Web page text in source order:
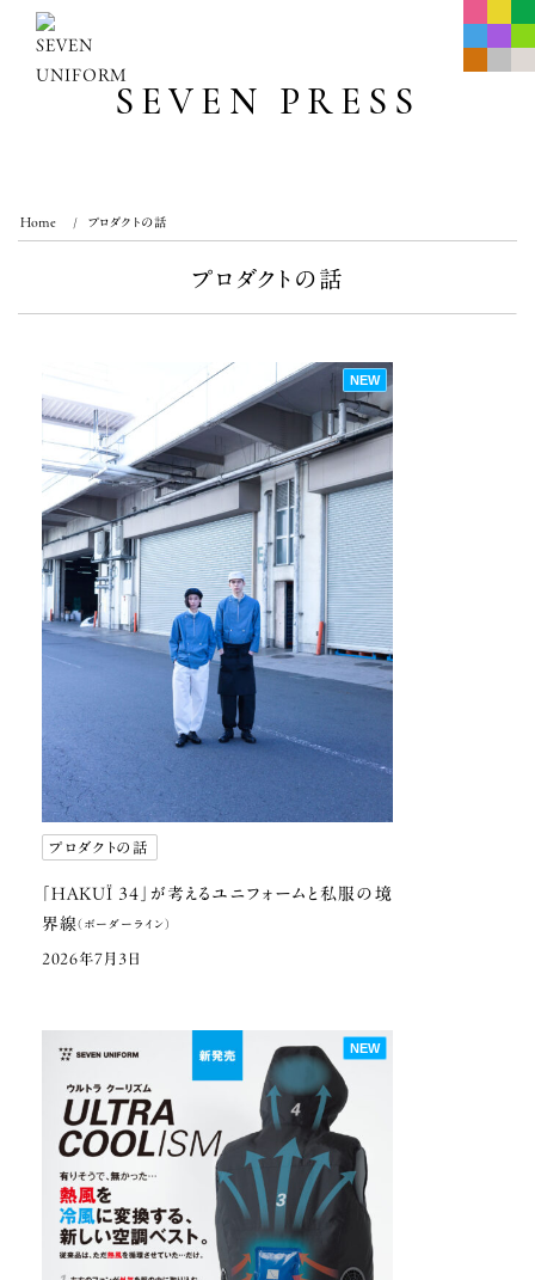
content
SEVEN PRESS
Home プロダクトの話
プロダクトの話
プロダクトの話
「HAKUÏ 34」が考える ユニフォームと私服の 境
界線（ボーダーライン）
2026年7月3日